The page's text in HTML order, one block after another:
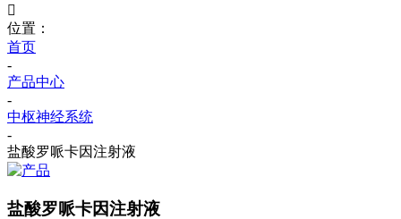

位置：
首页
-
产品中心
-
中枢神经系统
-
盐酸罗哌卡因注射液
盐酸罗哌卡因注射液